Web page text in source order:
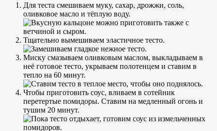
Для теста смешиваем муку, сахар, дрожжи, соль,
оливковое масло и тёплую воду.
Тщательно вымешиваем эластичное тесто.
Миску смазываем оливковым маслом, выкладываем в
неё готовое тесто, укрываем полотенцем и ставим в
тепло на 60 минут.
Чтобы приготовить соус, вливаем в сотейник
перетертые помидоры. Ставим на медленный огонь и
тушим 20 минут.